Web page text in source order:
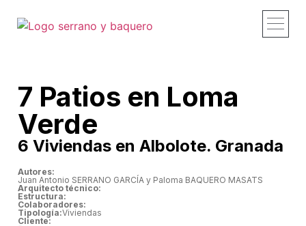
7 Patios en Loma
Verde
6 Viviendas en Albolote. Granada
Autores:
Juan Antonio SERRANO GARCÍA y Paloma BAQUERO MASATS
Arquitecto técnico:
Estructura:
Colaboradores:
Tipología:Viviendas
Cliente: